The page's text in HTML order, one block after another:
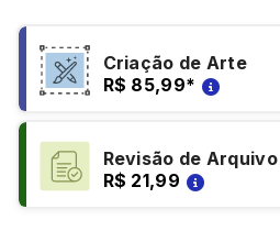
Criação de Arte
R$ 85,99*
Revisão de Arquivo
R$ 21,99